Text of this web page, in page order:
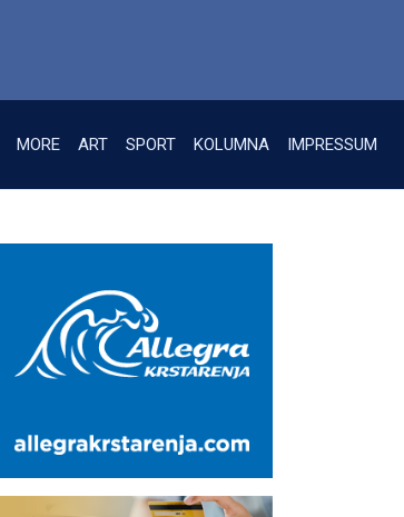
MORE ART SPORT KOLUMNA IMPRESSUM